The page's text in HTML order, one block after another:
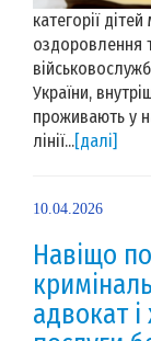
категорії
оздоровлення
України,
проживають у
лінії...[далі]
10.04.2026
Навіщо
адвокат